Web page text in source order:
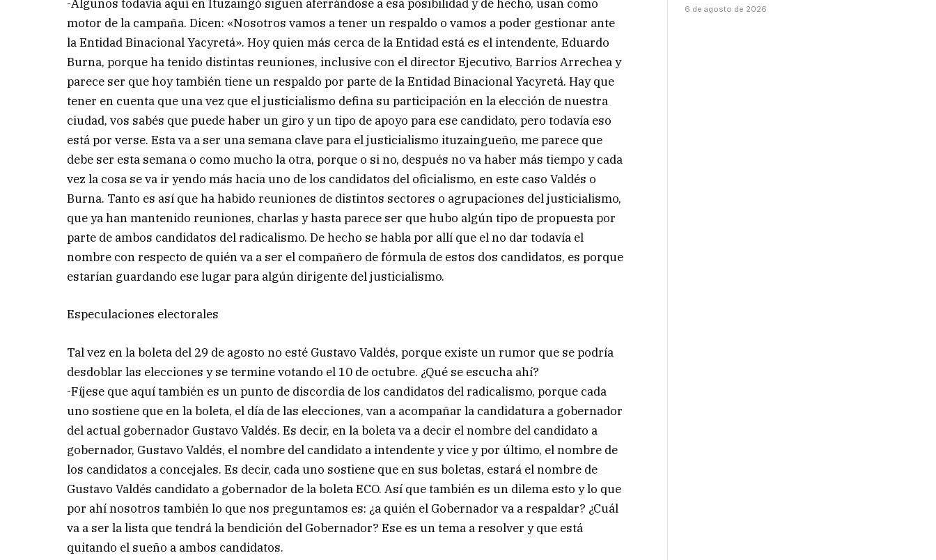
-Algunos todavía aquí en Ituzaingó siguen aferrándose a esa posibilidad y de hecho, usan como
motor de la campaña. Dicen: «Nosotros vamos a tener un respaldo o vamos a poder gestionar ante
la Entidad Binacional Yacyretá». Hoy quien más cerca de la Entidad está es el intendente, Eduardo
Burna, porque ha tenido distintas reuniones, inclusive con el director Ejecutivo, Barrios Arrechea y
parece ser que hoy también tiene un respaldo por parte de la Entidad Binacional Yacyretá. Hay que
tener en cuenta que una vez que el justicialismo defina su participación en la elección de nuestra
ciudad, vos sabés que puede haber un giro y un tipo de apoyo para ese candidato, pero todavía eso
está por verse. Esta va a ser una semana clave para el justicialismo ituzaingueño, me parece que
debe ser esta semana o como mucho la otra, porque o si no, después no va haber más tiempo y cada
vez la cosa se va ir yendo más hacia uno de los candidatos del oficialismo, en este caso Valdés o
Burna. Tanto es así que ha habido reuniones de distintos sectores o agrupaciones del justicialismo,
que ya han mantenido reuniones, charlas y hasta parece ser que hubo algún tipo de propuesta por
parte de ambos candidatos del radicalismo. De hecho se habla por allí que el no dar todavía el
nombre con respecto de quién va a ser el compañero de fórmula de estos dos candidatos, es porque
estarían guardando ese lugar para algún dirigente del justicialismo.
Especulaciones electorales
Tal vez en la boleta del 29 de agosto no esté Gustavo Valdés, porque existe un rumor que se podría
desdoblar las elecciones y se termine votando el 10 de octubre. ¿Qué se escucha ahí?
-Fíjese que aquí también es un punto de discordia de los candidatos del radicalismo, porque cada
uno sostiene que en la boleta, el día de las elecciones, van a acompañar la candidatura a gobernador
del actual gobernador Gustavo Valdés. Es decir, en la boleta va a decir el nombre del candidato a
gobernador, Gustavo Valdés, el nombre del candidato a intendente y vice y por último, el nombre de
los candidatos a concejales. Es decir, cada uno sostiene que en sus boletas, estará el nombre de
Gustavo Valdés candidato a gobernador de la boleta ECO. Así que también es un dilema esto y lo que
por ahí nosotros también lo que nos preguntamos es: ¿a quién el Gobernador va a respaldar? ¿Cuál
va a ser la lista que tendrá la bendición del Gobernador? Ese es un tema a resolver y que está
quitando el sueño a ambos candidatos.
6 de agosto de 2026